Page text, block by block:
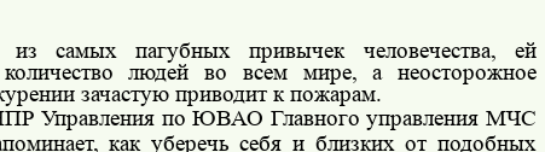
самых пагубных привычек человечества, ей
людей во всем мире, а неосторожное
зачастую приводит к пожарам.
Управления по ЮВАО Главного управления МЧС
как уберечь себя и близких от подобных